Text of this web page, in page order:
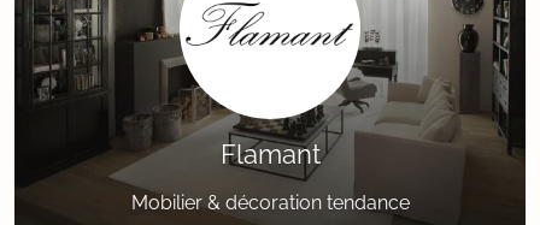
Flamant
Mobilier & décoration tendance